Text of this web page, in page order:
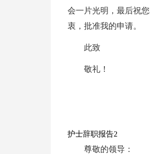
会一片光明，最后祝
衷，批准我的申请。
此致
敬礼！
护士辞职报告2
尊敬的领导：